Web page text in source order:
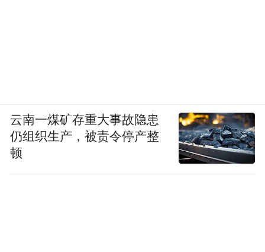
云南一煤矿存重大事故隐患
仍组织生产，被责令停产整
顿